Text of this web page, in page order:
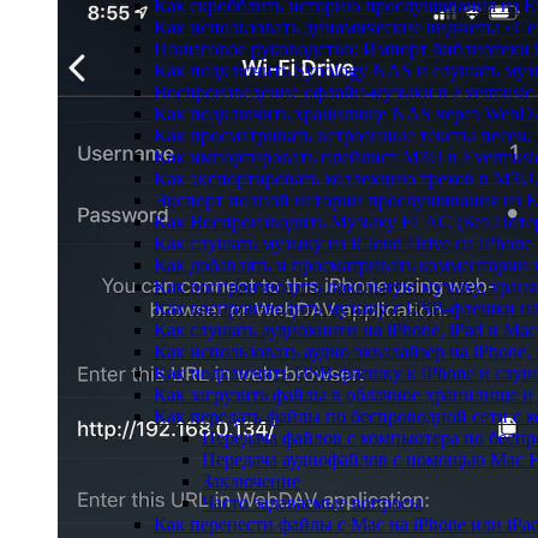
Как скробблить историю прослушивания из
Как использовать динамические виджеты
Пошаговое руководство: Импорт библиотеки
Как подключить Synology NAS и слушать
Воспроизведение офлайн-музыки в
Как подключить хранилище NAS через
Как просматривать встроенные тексты
Как импортировать плейлист M3U в
Как экспортировать коллекцию треков в
Экспорт полной истории прослушивания из
Как Воспроизводить Музыку FLAC (Без
Как слушать музыку из iCloud Drive на
Как добавлять и просматривать
Как воспроизводить локальную музыку,
Как воспроизводить музыку с USB-флешки
Как слушать аудиокниги на iPhone, iPad и
Как использовать аудио эквалайзер на
Как подключить USB-флешку к iPhone и
Как загрузить файлы в облачное хранилище
Как передать файлы по беспроводной сети
Передача файлов с компьютера по
Передача аудиофайлов с помощью Mac
Заключение
Часто задаваемые вопросы
Как перенести файлы с Mac на iPhone или